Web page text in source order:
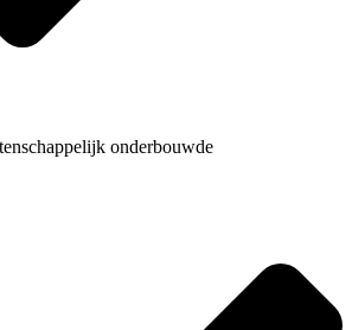
onderbouwde